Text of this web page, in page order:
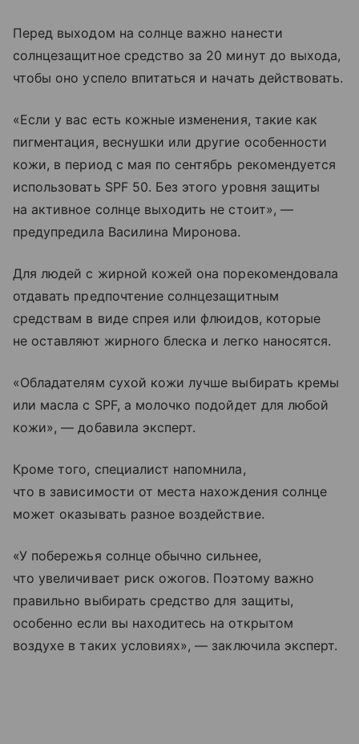
Перед выходом на солнце важно нанести
солнцезащитное средство за 20 минут до выхода,
чтобы оно успело впитаться и начать действовать.
«Если у вас есть кожные изменения, такие как
пигментация, веснушки или другие особенности
кожи, в период с мая по сентябрь рекомендуется
использовать SPF 50. Без этого уровня защиты
на активное солнце выходить не стоит», —
предупредила Василина Миронова.
Для людей с жирной кожей она порекомендовала
отдавать предпочтение солнцезащитным
средствам в виде спрея или флюидов, которые
не оставляют жирного блеска и легко наносятся.
«Обладателям сухой кожи лучше выбирать кремы
или масла с SPF, а молочко подойдет для любой
кожи», — добавила эксперт.
Кроме того, специалист напомнила,
что в зависимости от места нахождения солнце
может оказывать разное воздействие.
«У побережья солнце обычно сильнее,
что увеличивает риск ожогов. Поэтому важно
правильно выбирать средство для защиты,
особенно если вы находитесь на открытом
воздухе в таких условиях», — заключила эксперт.